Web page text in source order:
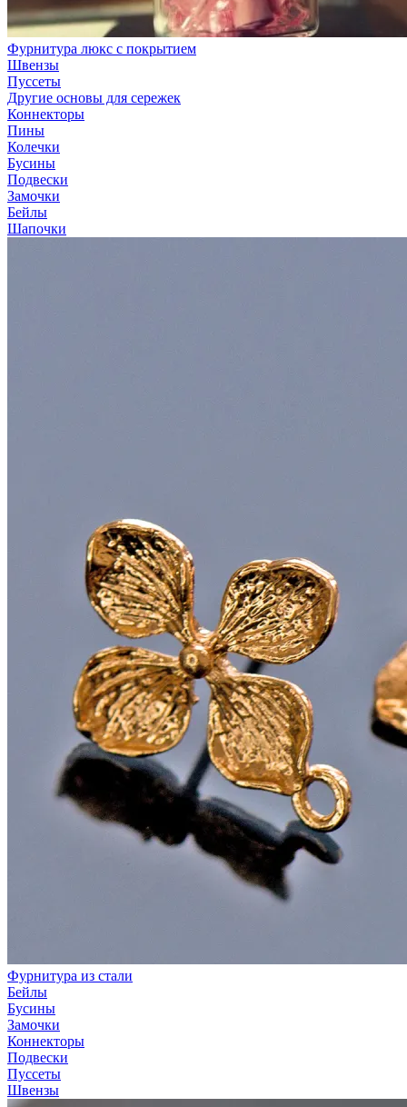
Фурнитура люкс с покрытием
Швензы
Пуссеты
Другие основы для сережек
Коннекторы
Пины
Колечки
Бусины
Подвески
Замочки
Бейлы
Шапочки
Фурнитура из стали
Бейлы
Бусины
Замочки
Коннекторы
Подвески
Пуссеты
Швензы